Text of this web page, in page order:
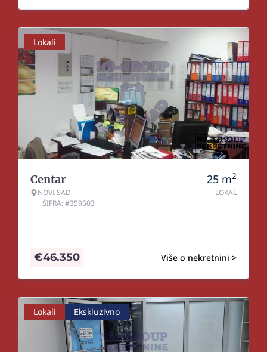
Lokali
Centar
NOVI SAD
ŠIFRA: #359503
25 m2
LOKAL
Više o nekretnini >
€46.350
Lokali Ekskluzivno